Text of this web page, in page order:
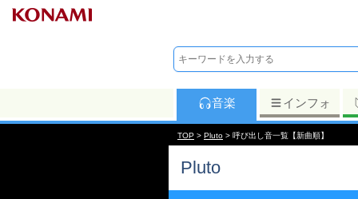
音楽 インフォ
TOP > Pluto > 呼び出し音一覧【新曲順】
Pluto